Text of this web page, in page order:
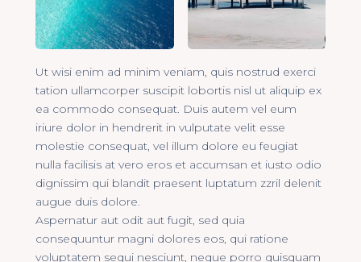
Ut wisi enim ad minim veniam, quis nostrud exerci
tation ullamcorper suscipit lobortis nisl ut aliquip ex
ea commodo consequat. Duis autem vel eum
iriure dolor in hendrerit in vulputate velit esse
molestie consequat, vel illum dolore eu feugiat
nulla facilisis at vero eros et accumsan et iusto odio
dignissim qui blandit praesent luptatum zzril delenit
augue duis dolore.
Aspernatur aut odit aut fugit, sed quia
consequuntur magni dolores eos, qui ratione
voluptatem sequi nesciunt, neque porro quisquam